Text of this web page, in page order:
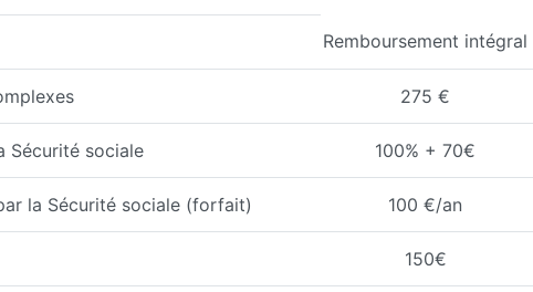
Remboursement intégral
275 €
Sécurité sociale 100% + 70€
la Sécurité sociale (forfait) 100 €/an
150€